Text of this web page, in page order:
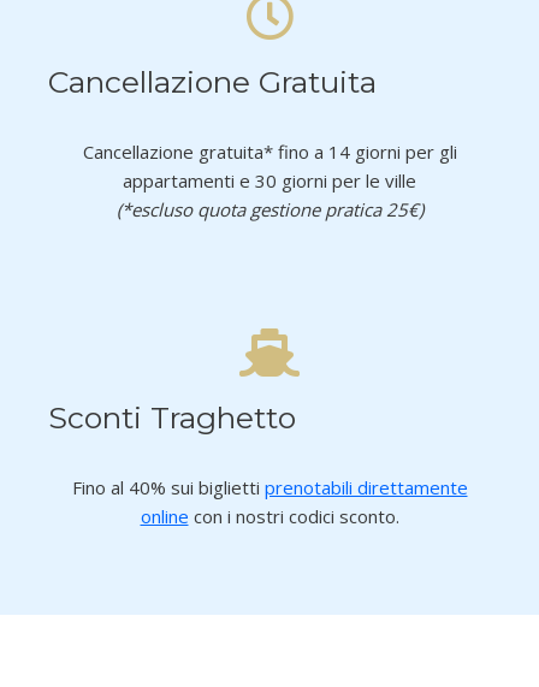
Cancellazione Gratuita
Cancellazione gratuita* fino a 14 giorni per gli
appartamenti e 30 giorni per le ville
(*escluso quota gestione pratica 25€)
Sconti Traghetto
Fino al 40% sui biglietti prenotabili direttamente
online con i nostri codici sconto.